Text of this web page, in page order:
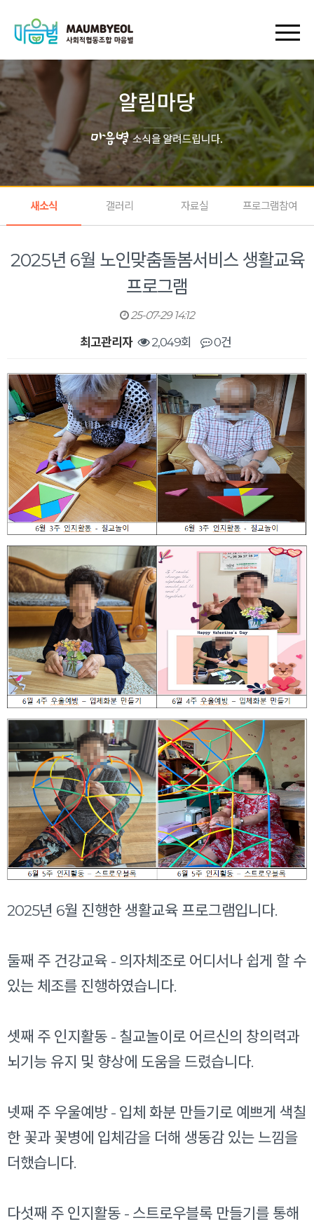
새소식 갤러리 자료실 프로그램참여
2025년 6월 노인맞춤돌봄서비스 생활교육
프로그램
25-07-29 14:12
최고관리자 2,049회 0건
본문
2025년 6월 진행한 생활교육 프로그램입니다.
둘째 주 건강교육 - 의자체조로 어디서나 쉽게 할 수
있는 체조를 진행하였습니다.
셋째 주 인지활동 - 칠교놀이로 어르신의 창의력과
뇌기능 유지 및 향상에 도움을 드렸습니다.
넷째 주 우울예방 - 입체 화분 만들기로 예쁘게 색칠
한 꽃과 꽃병에 입체감을 더해 생동감 있는 느낌을
더했습니다.
다섯째 주 인지활동 - 스트로우블록 만들기를 통해